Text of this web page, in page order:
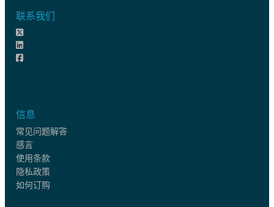
联系我们
信息
常见问题解答
感言
使用条款
隐私政策
如何订购